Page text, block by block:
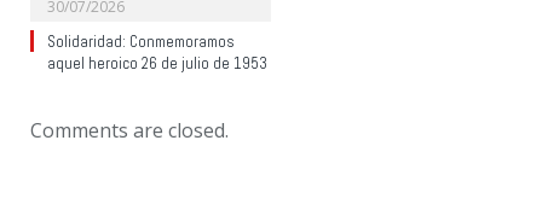
30/07/2026
Solidaridad: Conmemoramos
aquel heroico 26 de julio de 1953
Comments are closed.